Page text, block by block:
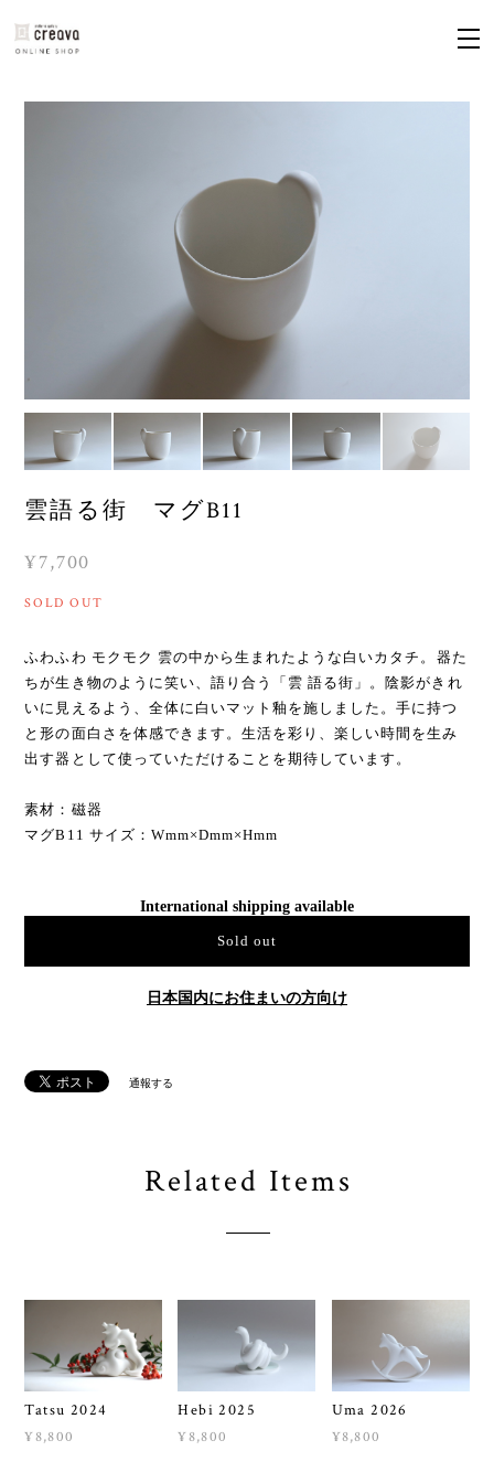
雲語る街 マグB11
¥7,700
SOLD OUT
ふわふわ モクモク 雲の中から生まれたような白いカタチ。器た
ちが生き物のように笑い、語り合う「雲 語る街」。陰影がきれ
いに見えるよう、全体に白いマット釉を施しました。手に持つ
と形の面白さを体感できます。生活を彩り、楽しい時間を生み
出す器として使っていただけることを期待しています。
素材：磁器
マグB11 サイズ：Wmm×Dmm×Hmm
International shipping available
Sold out
日本国内にお住まいの方向け
通報する
Related Items
Tatsu 2024
¥8,800
Hebi 2025
¥8,800
Uma 2026
¥8,800